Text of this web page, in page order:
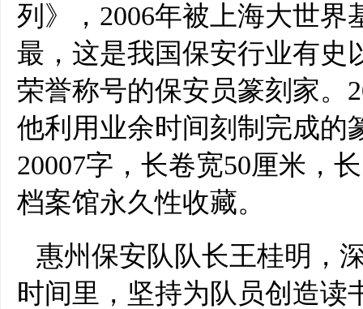
列》，2006年被上海大世
最，这是我国保安行业有史
荣誉称号的保安员篆刻家。
他利用业余时间刻制完成的
20007字，长卷宽50厘米，
档案馆永久性收藏。
惠州保安队队长王桂明，
时间里，坚持为队员创造读